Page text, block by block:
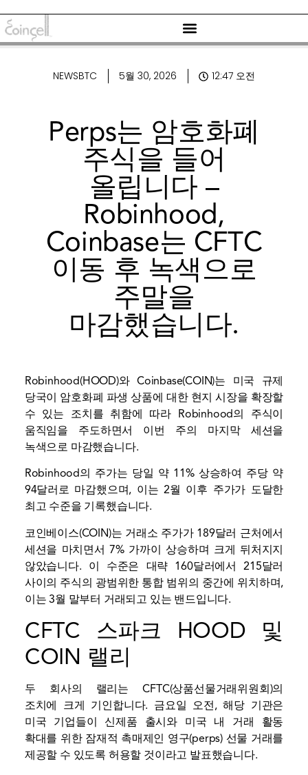
NEWSBTC 5월 30, 2026 12:47 오전
Perps는 암호화폐
주식을 들어
올립니다 –
Robinhood,
Coinbase는 CFTC
이동 후 녹색으로
주말을
마감했습니다.
Robinhood(HOOD)와 Coinbase(COIN)는 미국 규제
당국이 암호화폐 파생 상품에 대한 현지 시장을 확장할
수 있는 조치를 취함에 따라 Robinhood의 주식이
움직임을 주도하면서 이번 주의 마지막 세션을
녹색으로 마감했습니다.
Robinhood의 주가는 당일 약 11% 상승하여 주당 약
94달러로 마감했으며, 이는 2월 이후 주가가 도달한
최고 수준을 기록했습니다.
코인베이스(COIN)는 거래소 주가가 189달러 근처에서
세션을 마치면서 7% 가까이 상승하며 크게 뒤처지지
않았습니다. 이 수준은 대략 160달러에서 215달러
사이의 주식의 광범위한 통합 범위의 중간에 위치하며,
이는 3월 말부터 거래되고 있는 밴드입니다.
CFTC 스파크 HOOD 및
COIN 랠리
두 회사의 랠리는 CFTC(상품선물거래위원회)의
조치에 크게 기인합니다. 금요일 오전, 해당 기관은
미국 기업들이 신제품 출시와 미국 내 거래 활동
확대를 위한 잠재적 촉매제인 영구(perps) 선물 거래를
제공할 수 있도록 허용할 것이라고 발표했습니다.